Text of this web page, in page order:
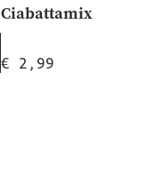
Ciabattamix
€ 2,99